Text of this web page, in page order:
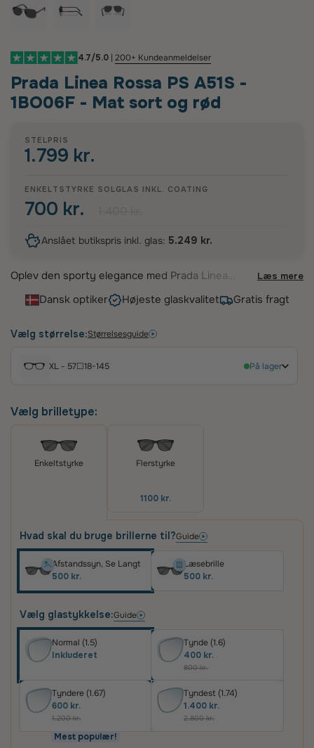
4.7/5.0 | 200+ Kundeanmeldelser
Prada Linea Rossa PS A51S -
1BO06F - Mat sort og rød
STELPRIS
1.799 kr.
ENKELTSTYRKE SOLGLAS INKL. COATING
700 kr.
Anslået butikspris inkl. glas: 5.249 kr.
Oplev den sporty elegance med Prada Linea
herresolbriller kombinerer et moderne
titaniumramme i mat sort. De markante røde
der understreger brandets ikoniske stil. Perfekte
til den aktive mand, der søger både høj ydeevne
Læs mere
Dansk optiker Højeste glaskvalitet Gratis fragt
Vælg størrelse:Størrelsesguide
XL - 57☐18-145 På lager
Vælg brilletype:
Enkeltstyrke Flerstyrke
1100 kr.
Hvad skal du bruge brillerne til?Guide
Afstandssyn, Se Langt
500 kr.
Læsebrille
500 kr.
Vælg glastykkelse:Guide
Normal (1.5)
Inkluderet
Tynde (1.6)
400 kr.
800 kr.
Tyndere (1.67)
600 kr.
1.200 kr.
Mest populær!
Tyndest (1.74)
1.400 kr.
2.800 kr.